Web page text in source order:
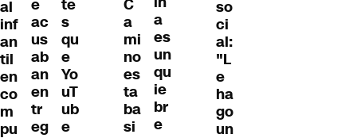
al
inf
an
til
en
co
m
pu
e
ac
us
ab
an
en
tr
eg
te
s
qu
e
Yo
uT
ub
e
C
a
mi
no
es
ta
ba
si
a
es
un
qu
ie
br
e
so
ci
al:
"L
e
ha
go
un